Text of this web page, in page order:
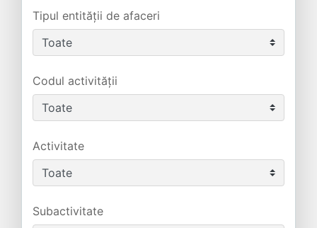
Tipul entității de afaceri
Codul activității
Activitate
Subactivitate